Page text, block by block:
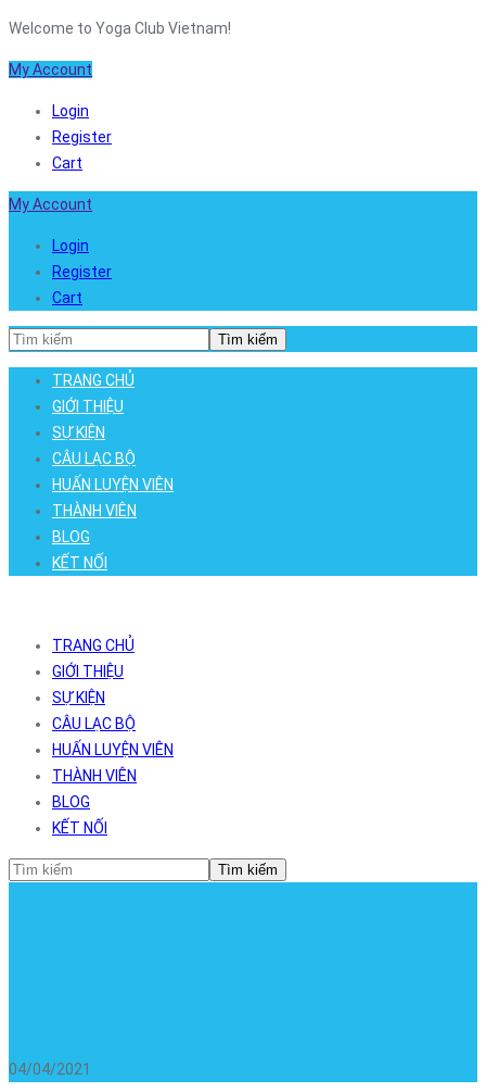
Welcome to Yoga Club Vietnam!
My Account
Login
Register
Cart
My Account
Login
Register
Cart
Tìm kiếm
TRANG CHỦ
GIỚI THIỆU
SỰ KIỆN
CÂU LẠC BỘ
HUẤN LUYỆN VIÊN
THÀNH VIÊN
BLOG
KẾT NỐI
TRANG CHỦ
GIỚI THIỆU
SỰ KIỆN
CÂU LẠC BỘ
HUẤN LUYỆN VIÊN
THÀNH VIÊN
BLOG
KẾT NỐI
Tìm kiếm
04/04/2021